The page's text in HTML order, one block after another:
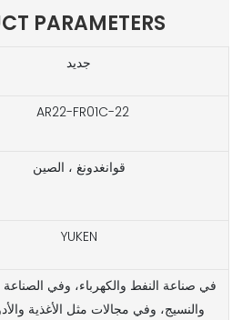
PARAMETERS
جديد
AR22-FR01C-22
قوانغدونغ ، الصين
YUKEN
والنسيج، وفي مجالات مثل الأغذية